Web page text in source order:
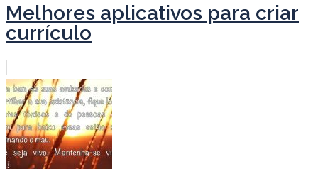
Melhores aplicativos para criar
currículo